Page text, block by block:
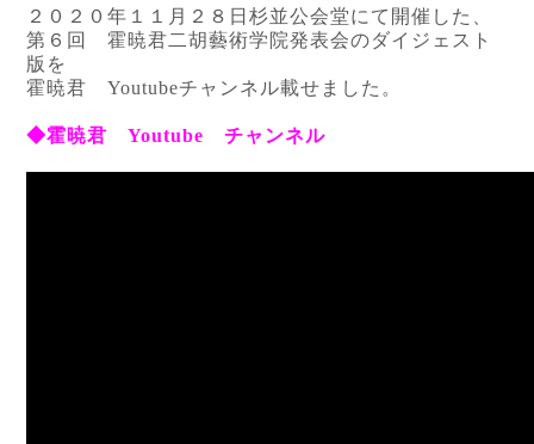
２０２０年１１月２８日杉並公会堂にて開催した、
第６回 霍暁君二胡藝術学院発表会のダイジェスト
版を
霍暁君 Youtubeチャンネル載せました。
◆霍暁君 Youtube チャンネル